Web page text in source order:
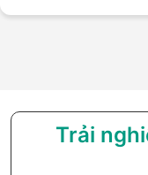
Trải